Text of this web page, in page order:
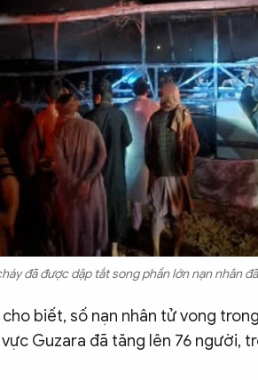
đã được dập tắt song phần lớn nạn nhân
biết, số nạn nhân tử vong
Guzara đã tăng lên 76 người,